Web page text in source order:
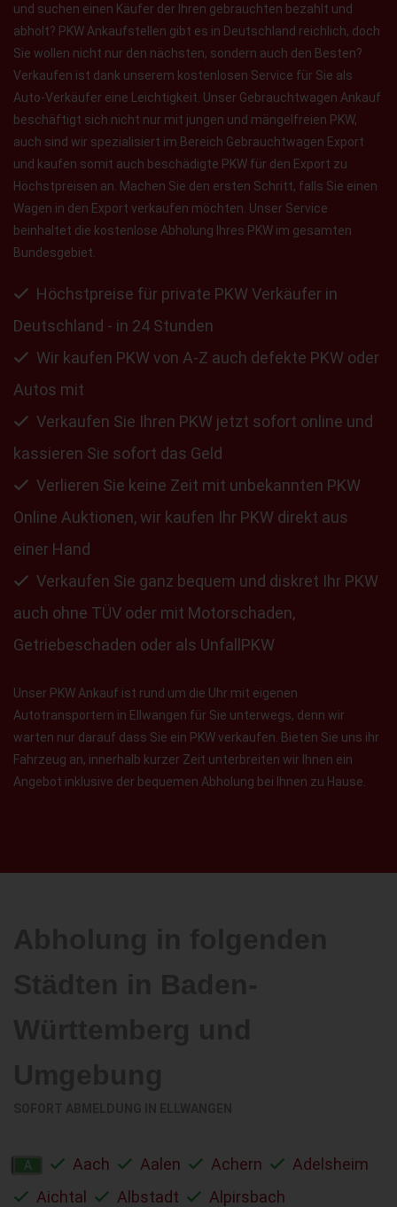
und suchen einen Käufer der Ihren gebrauchten bezahlt und
abholt? PKW Ankaufstellen gibt es in Deutschland reichlich, doch
Sie wollen nicht nur den nächsten, sondern auch den Besten?
Verkaufen ist dank unserem kostenlosen Service für Sie als
Auto-Verkäufer eine Leichtigkeit. Unser Gebrauchtwagen Ankauf
beschäftigt sich nicht nur mit jungen und mängelfreien PKW,
auch sind wir spezialisiert im Bereich Gebrauchtwagen Export
und kaufen somit auch beschädigte PKW für den Export zu
Höchstpreisen an. Machen Sie den ersten Schritt, falls Sie einen
Wagen in den Export verkaufen möchten. Unser Service
beinhaltet die kostenlose Abholung Ihres PKW im gesamten
Bundesgebiet.
Höchstpreise für private PKW Verkäufer in
Deutschland - in 24 Stunden
Wir kaufen PKW von A-Z auch defekte PKW oder
Autos mit
Verkaufen Sie Ihren PKW jetzt sofort online und
kassieren Sie sofort das Geld
Verlieren Sie keine Zeit mit unbekannten PKW
Online Auktionen, wir kaufen Ihr PKW direkt aus
einer Hand
Verkaufen Sie ganz bequem und diskret Ihr PKW
auch ohne TÜV oder mit Motorschaden,
Getriebeschaden oder als UnfallPKW
Unser PKW Ankauf ist rund um die Uhr mit eigenen
Autotransportern in Ellwangen für Sie unterwegs, denn wir
warten nur darauf dass Sie ein PKW verkaufen. Bieten Sie uns ihr
Fahrzeug an, innerhalb kurzer Zeit unterbreiten wir Ihnen ein
Angebot inklusive der bequemen Abholung bei Ihnen zu Hause.
A Aach Aalen Achern
Adelsheim
Aichtal
Albstadt
Alpirsbach